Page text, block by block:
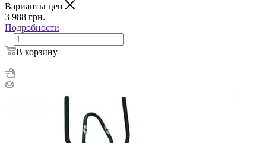
Варианты цен
3 988 грн.
Подробности
В корзину